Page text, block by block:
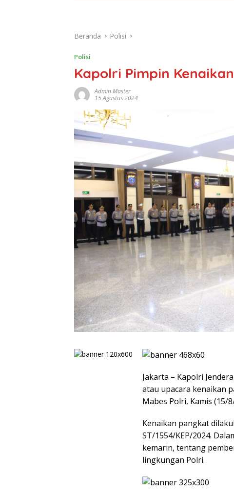
Beranda Polisi
Polisi
Kapolri Pimpin
Admin Master
15 Agustus 2024
Jakarta – Kapolri
atau upacara kenaikan
Mabes Polri, Kamis (15/
Kenaikan pangkat
ST/1554/KEP/2024.
kemarin, tentang
lingkungan Polri.